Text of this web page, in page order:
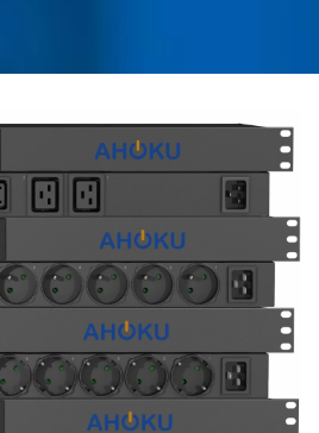
DE
USB,
MONTÉS EN
| AHOKU
COMPANY